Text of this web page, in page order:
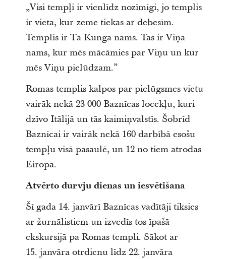
„Visi tempļi ir vienlīdz nozīmīgi, jo templis
ir vieta, kur zeme tiekas ar debesīm.
Templis ir Tā Kunga nams. Tas ir Viņa
nams, kur mēs mācāmies par Viņu un kur
mēs Viņu pielūdzam.”
Romas templis kalpos par pielūgsmes vietu
vairāk nekā 23 000 Baznīcas locekļu, kuri
dzīvo Itālijā un tās kaimiņvalstīs. Šobrīd
Baznīcai ir vairāk nekā 160 darbībā esošu
tempļu visā pasaulē, un 12 no tiem atrodas
Eiropā.
Atvērto durvju dienas un iesvētīšana
Šī gada 14. janvārī Baznīcas vadītāji tiksies
ar žurnālistiem un izvedīs tos īpašā
ekskursijā pa Romas templi. Sākot ar
15. janvāra otrdienu līdz 22. janvāra